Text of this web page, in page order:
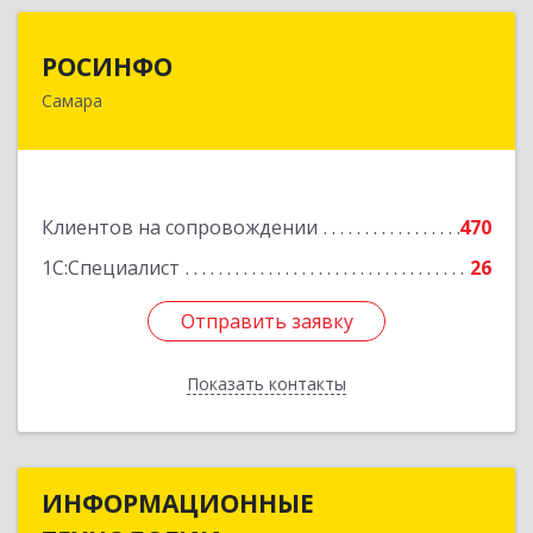
РОСИНФО
Самара
Клиентов на сопровождении
470
1С:Специалист
26
Отправить заявку
Показать контакты
443069, Самарская обл, Самара г, Авроры ул,
Отправить заявку
Назад
ИНФОРМАЦИОННЫЕИНФОРМАЦИОННЫЕ